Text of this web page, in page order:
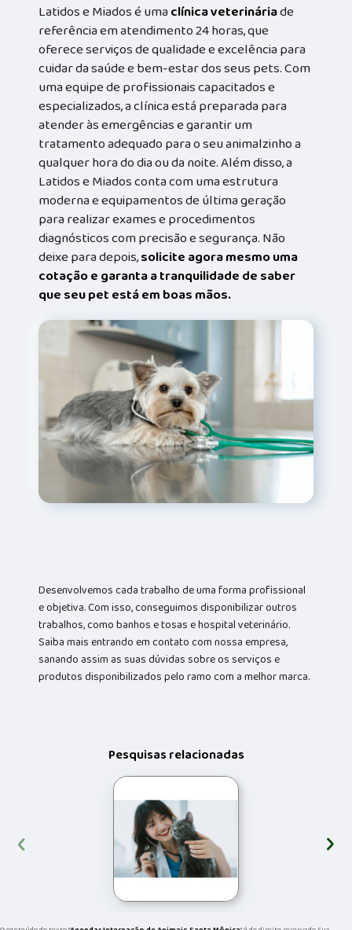
Latidos e Miados é umaclínica veterináriade
referência em atendimento 24 horas, que
oferece serviços de qualidade e excelência para
cuidar da saúde e bem-estar dos seus pets. Com
uma equipe de profissionais capacitados e
especializados, a clínica está preparada para
atender às emergências e garantir um
tratamento adequado para o seu animalzinho a
qualquer hora do dia ou da noite. Além disso, a
Latidos e Miados conta com uma estrutura
moderna e equipamentos de última geração
para realizar exames e procedimentos
diagnósticos com precisão e segurança. Não
deixe para depois,solicite agora mesmo uma
cotação e garanta a tranquilidade de saber
que seu pet está em boas mãos.
Desenvolvemos cada trabalho de uma forma profissional
e objetiva. Com isso, conseguimos disponibilizar outros
trabalhos, como banhos e tosas e hospital veterinário.
Saiba mais entrando em contato com nossa empresa,
sanando assim as suas dúvidas sobre os serviços e
produtos disponibilizados pelo ramo com a melhor marca.
Pesquisas relacionadas
‹ ›